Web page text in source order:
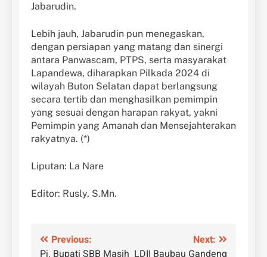
Jabarudin.
Lebih jauh, Jabarudin pun menegaskan,
dengan persiapan yang matang dan sinergi
antara Panwascam, PTPS, serta masyarakat
Lapandewa, diharapkan Pilkada 2024 di
wilayah Buton Selatan dapat berlangsung
secara tertib dan menghasilkan pemimpin
yang sesuai dengan harapan rakyat, yakni
Pemimpin yang Amanah dan Mensejahterakan
rakyatnya. (*)
Liputan: La Nare
Editor: Rusly, S.Mn.
Navigasi
Previous:
Pj. Bupati SBB Masih
Next:
LDII Baubau Gandeng